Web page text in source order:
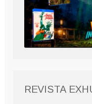
REVISTA